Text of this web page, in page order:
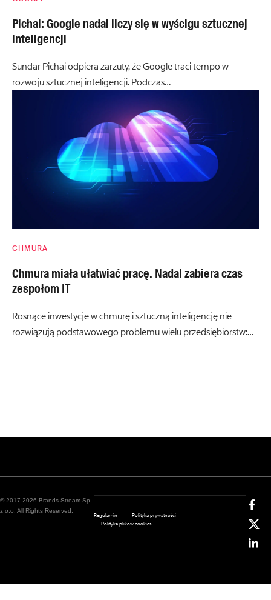
Pichai: Google nadal liczy się w wyścigu sztucznej
inteligencji
Sundar Pichai odpiera zarzuty, że Google traci tempo w
rozwoju sztucznej inteligencji. Podczas…
CHMURA
Chmura miała ułatwiać pracę. Nadal zabiera czas
zespołom IT
Rosnące inwestycje w chmurę i sztuczną inteligencję nie
rozwiązują podstawowego problemu wielu przedsiębiorstw:…
© 2017-2026 Brands Stream Sp.
z o.o. All Rights Reserved.
Regulamin
Polityka prywatności
Polityka plików cookies